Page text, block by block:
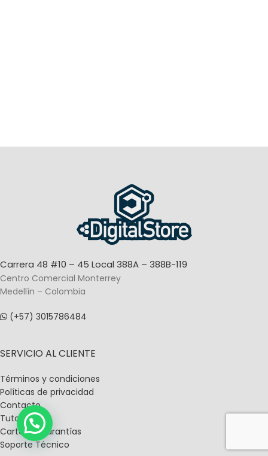
Carrera 48 #10 – 45 Local 388A – 388B-119
Centro Comercial Monterrey
Medellín – Colombia
(+57) 3015786484
SERVICIO AL CLIENTE
Términos y condiciones
Políticas de privacidad
Contacto
Tutoriales
Carta De Garantías
Soporte Técnico